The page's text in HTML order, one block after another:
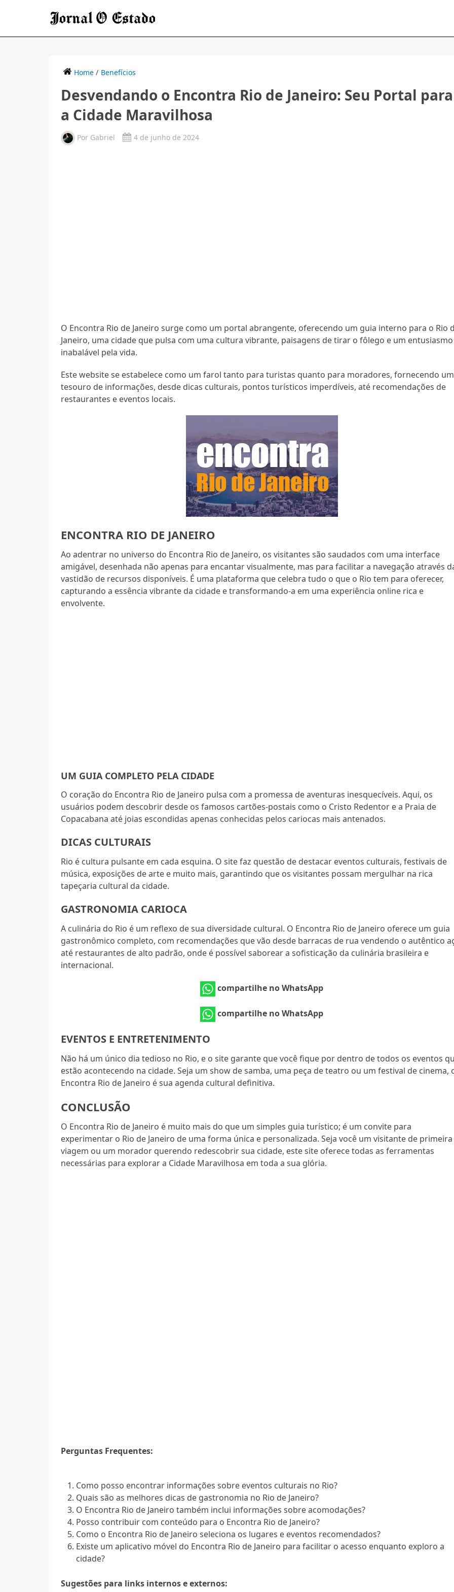
Home / Benefícios
Desvendando o Encontra Rio de Janeiro: Seu Portal para
a Cidade Maravilhosa
Por Gabriel 4 de junho de 2024
O Encontra Rio de Janeiro surge como um portal abrangente, oferecendo um guia interno para o Rio
Janeiro, uma cidade que pulsa com uma cultura vibrante, paisagens de tirar o fôlego e um entusiasmo
inabalável pela vida.
Este website se estabelece como um farol tanto para turistas quanto para moradores, fornecendo um
tesouro de informações, desde dicas culturais, pontos turísticos imperdíveis, até recomendações de
restaurantes e eventos locais.
ENCONTRA RIO DE JANEIRO
Ao adentrar no universo do Encontra Rio de Janeiro, os visitantes são saudados com uma interface
amigável, desenhada não apenas para encantar visualmente, mas para facilitar a navegação através
vastidão de recursos disponíveis. É uma plataforma que celebra tudo o que o Rio tem para oferecer,
capturando a essência vibrante da cidade e transformando-a em uma experiência online rica e
envolvente.
UM GUIA COMPLETO PELA CIDADE
O coração do Encontra Rio de Janeiro pulsa com a promessa de aventuras inesquecíveis. Aqui, os
usuários podem descobrir desde os famosos cartões-postais como o Cristo Redentor e a Praia de
Copacabana até joias escondidas apenas conhecidas pelos cariocas mais antenados.
DICAS CULTURAIS
Rio é cultura pulsante em cada esquina. O site faz questão de destacar eventos culturais, festivais de
música, exposições de arte e muito mais, garantindo que os visitantes possam mergulhar na rica
tapeçaria cultural da cidade.
GASTRONOMIA CARIOCA
A culinária do Rio é um reflexo de sua diversidade cultural. O Encontra Rio de Janeiro oferece um guia
gastronômico completo, com recomendações que vão desde barracas de rua vendendo o autêntico
até restaurantes de alto padrão, onde é possível saborear a sofisticação da culinária brasileira e
internacional.
compartilhe no WhatsApp
compartilhe no WhatsApp
EVENTOS E ENTRETENIMENTO
Não há um único dia tedioso no Rio, e o site garante que você fique por dentro de todos os eventos
estão acontecendo na cidade. Seja um show de samba, uma peça de teatro ou um festival de cinema,
Encontra Rio de Janeiro é sua agenda cultural definitiva.
CONCLUSÃO
O Encontra Rio de Janeiro é muito mais do que um simples guia turístico; é um convite para
experimentar o Rio de Janeiro de uma forma única e personalizada. Seja você um visitante de primeira
viagem ou um morador querendo redescobrir sua cidade, este site oferece todas as ferramentas
necessárias para explorar a Cidade Maravilhosa em toda a sua glória.
Perguntas Frequentes:
Como posso encontrar informações sobre eventos culturais no Rio?
Quais são as melhores dicas de gastronomia no Rio de Janeiro?
O Encontra Rio de Janeiro também inclui informações sobre acomodações?
Posso contribuir com conteúdo para o Encontra Rio de Janeiro?
Como o Encontra Rio de Janeiro seleciona os lugares e eventos recomendados?
Existe um aplicativo móvel do Encontra Rio de Janeiro para facilitar o acesso enquanto exploro a
cidade?
Sugestões para links internos e externos: